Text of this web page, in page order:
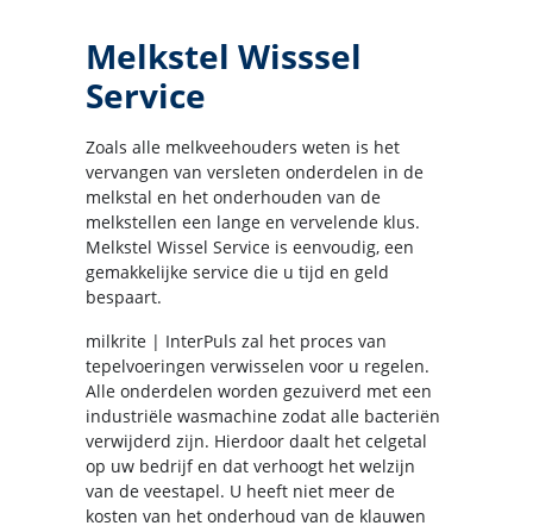
Melkstel Wisssel
Service
Zoals alle melkveehouders weten is het
vervangen van versleten onderdelen in de
melkstal en het onderhouden van de
melkstellen een lange en vervelende klus.
Melkstel Wissel Service is eenvoudig, een
gemakkelijke service die u tijd en geld
bespaart.
milkrite | InterPuls zal het proces van
tepelvoeringen verwisselen voor u regelen.
Alle onderdelen worden gezuiverd met een
industriële wasmachine zodat alle bacteriën
verwijderd zijn. Hierdoor daalt het celgetal
op uw bedrijf en dat verhoogt het welzijn
van de veestapel. U heeft niet meer de
kosten van het onderhoud van de klauwen